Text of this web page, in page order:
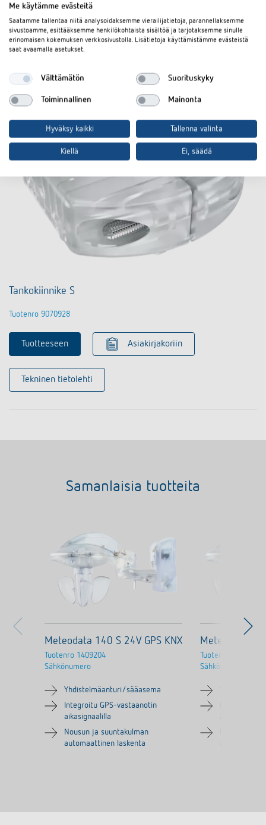
Lisätarvikkeet
Tankokiinnike S
Tuotenro 9070928
Tuotteeseen Asiakirjakoriin
Tekninen tietolehti
Samanlaisia tuotteita
Meteodata 140 S 24V GPS KNX
Tuotenro 1409204
Sähkönumero
Yhdistelmäanturi/sääasema
Integroitu GPS-vastaanotin
aikasignaalilla
Nousun ja suuntakulman
automaattinen laskenta
Meteodata
Tuotenro
Sähkönumero
Me käytämme evästeitä
Saatamme tallentaa niitä analysoidaksemme vierailijatietoja, parannellaksemme
sivustoamme, esittääksemme henkilökohtaista sisältöä ja tarjotaksemme sinulle
erinomaisen kokemuksen verkkosivustolla. Lisätietoja käyttämistämme evästeistä
saat avaamalla asetukset.
Välttämätön Suorituskyky
Toiminnallinen Mainonta
Hyväksy kaikki Tallenna valinta
Kiellä Ei, säädä